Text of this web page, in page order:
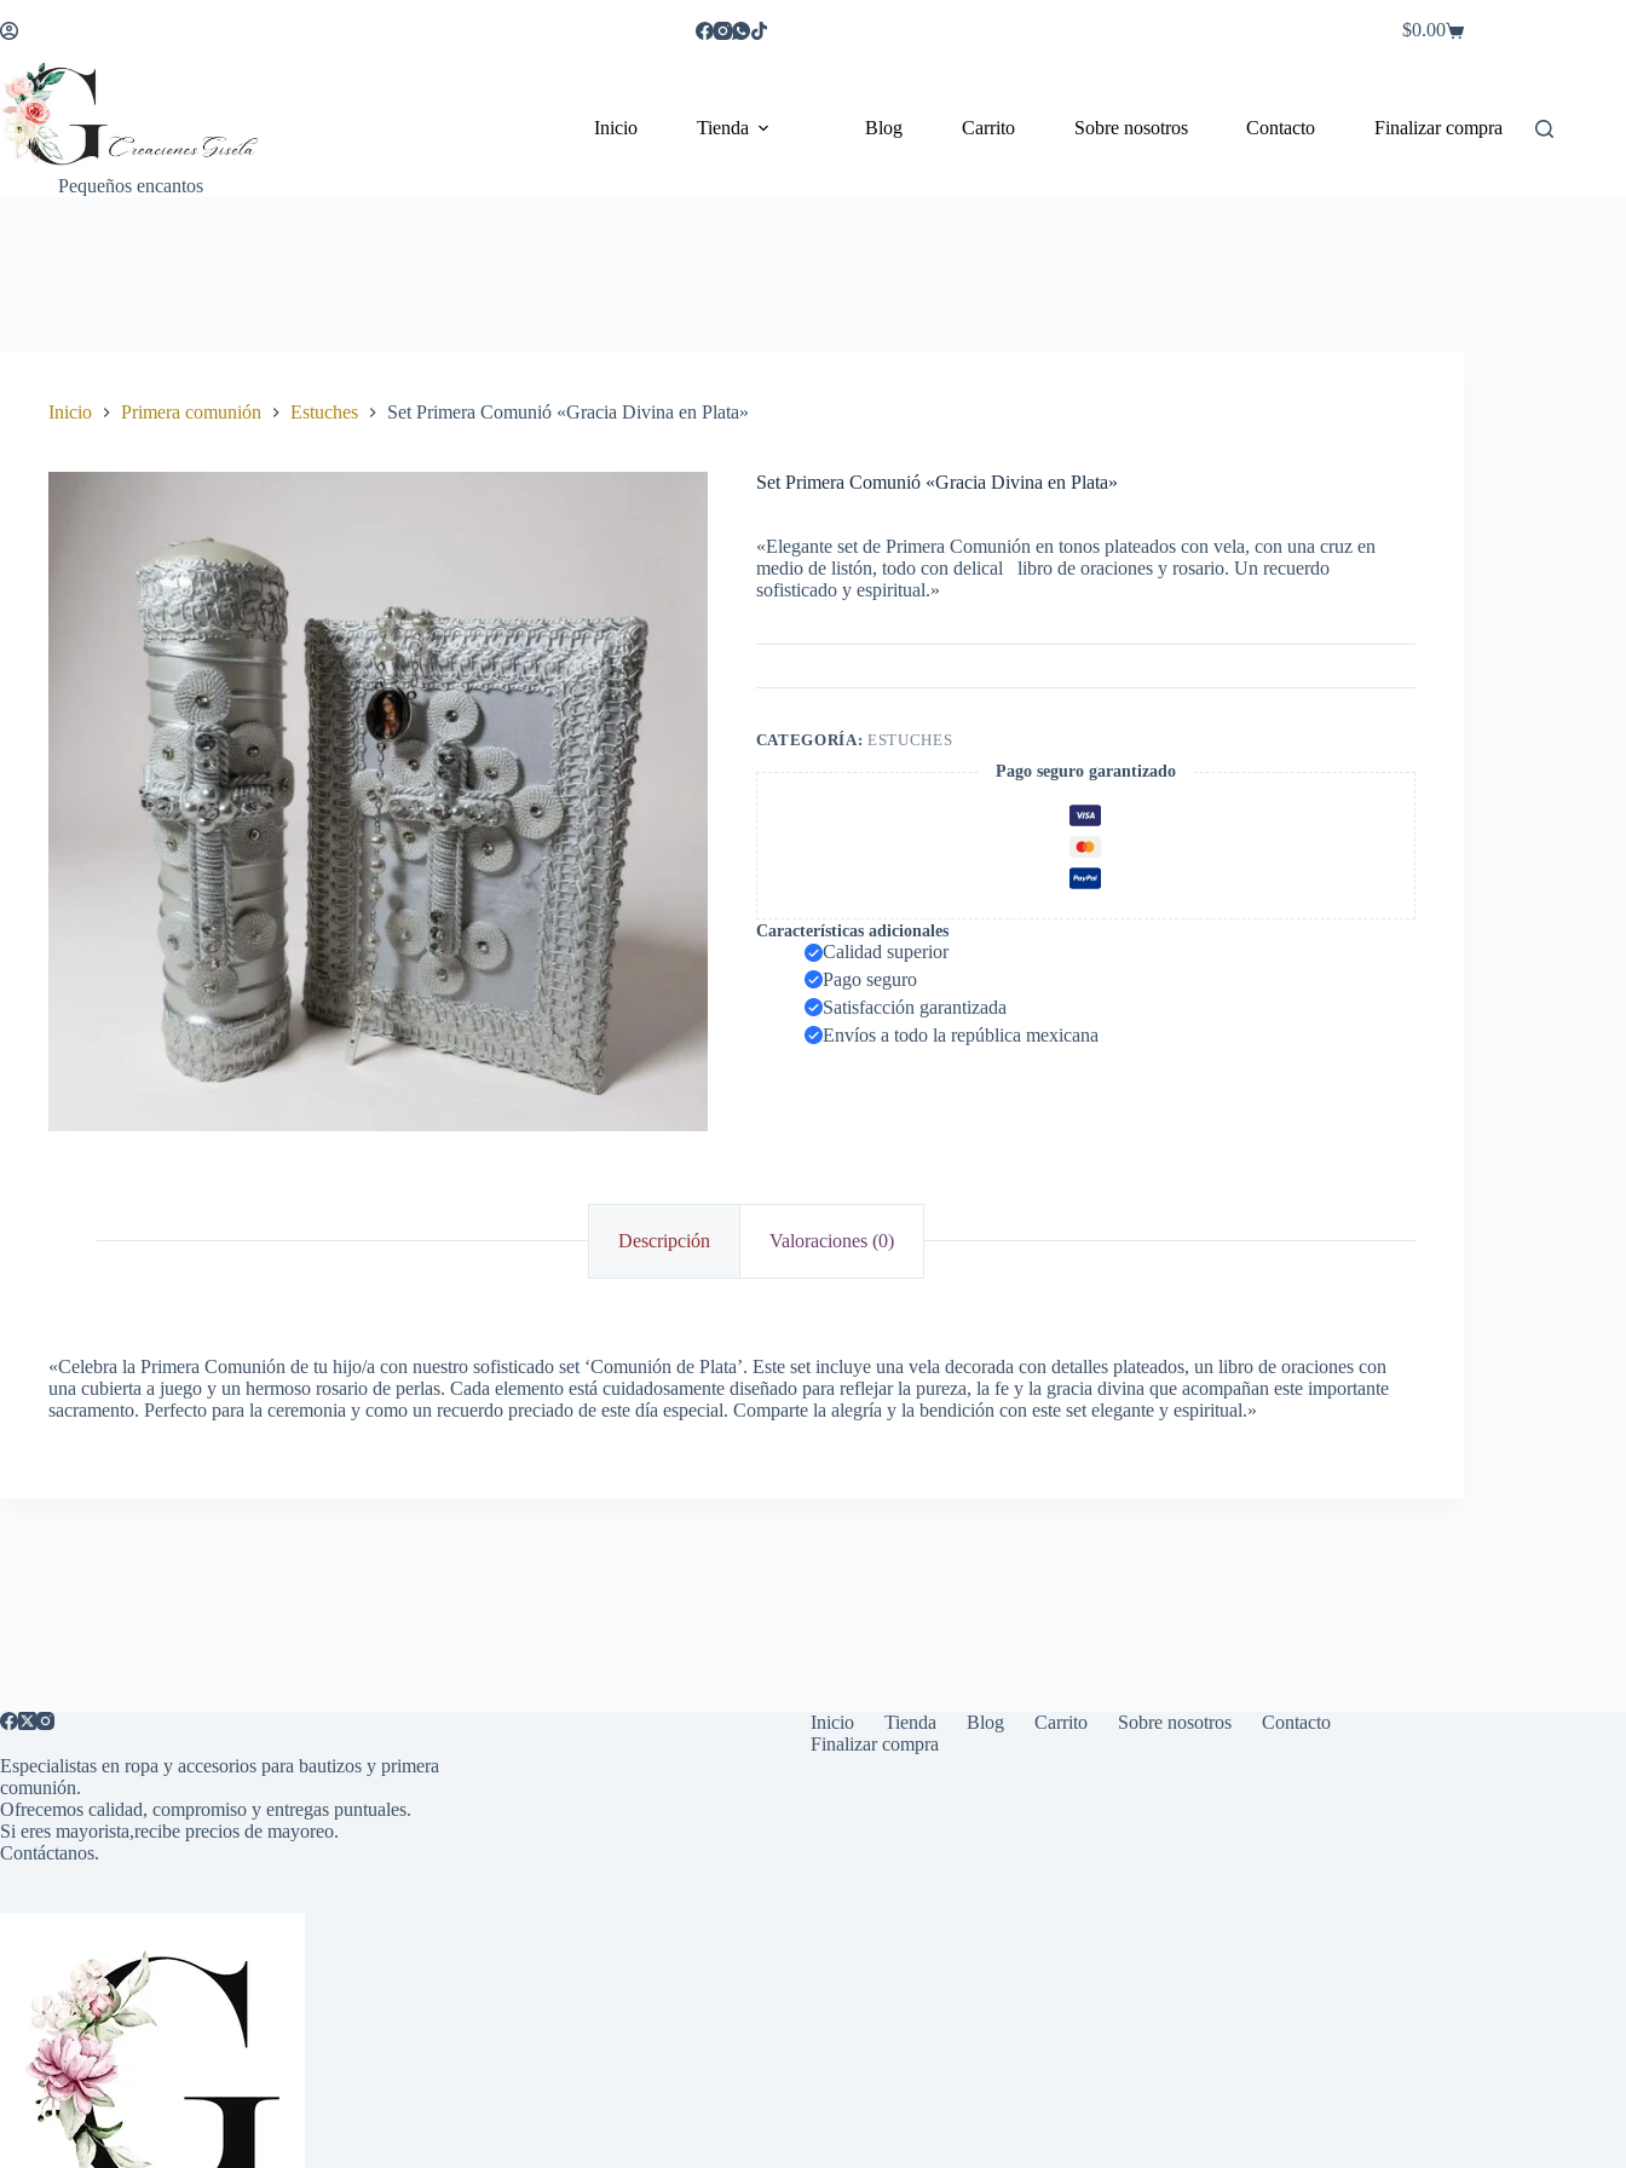
al
Carro
$0.00
Pequeños encantos
Inicio Tienda Blog Carrito Sobre nosotros Contacto Finalizar compra
Inicio Primera comunión Estuches Set Primera Comunió «Gracia Divina en Plata»
Set Primera Comunió «Gracia Divina en Plata»
«Elegante set de Primera Comunión en tonos plateados con vela, con una cruz en
medio de listón, todo con delical libro de oraciones y rosario. Un recuerdo
sofisticado y espiritual.»
CATEGORÍA: ESTUCHES
Pago seguro garantizado
Características adicionales
Calidad superior
Pago seguro
Satisfacción garantizada
Envíos a todo la república mexicana
Descripción Valoraciones (0)
«Celebra la Primera Comunión de tu hijo/a con nuestro sofisticado set ‘Comunión de Plata’. Este set incluye una vela decorada con detalles plateados, un libro de oraciones con
una cubierta a juego y un hermoso rosario de perlas. Cada elemento está cuidadosamente diseñado para reflejar la pureza, la fe y la gracia divina que acompañan este importante
sacramento. Perfecto para la ceremonia y como un recuerdo preciado de este día especial. Comparte la alegría y la bendición con este set elegante y espiritual.»
Inicio Tienda Blog Carrito Sobre nosotros
Contacto
Finalizar compra
Especialistas en ropa y accesorios para bautizos y primera
comunión.
Ofrecemos calidad, compromiso y entregas puntuales.
Si eres mayorista,recibe precios de mayoreo.
Contáctanos.